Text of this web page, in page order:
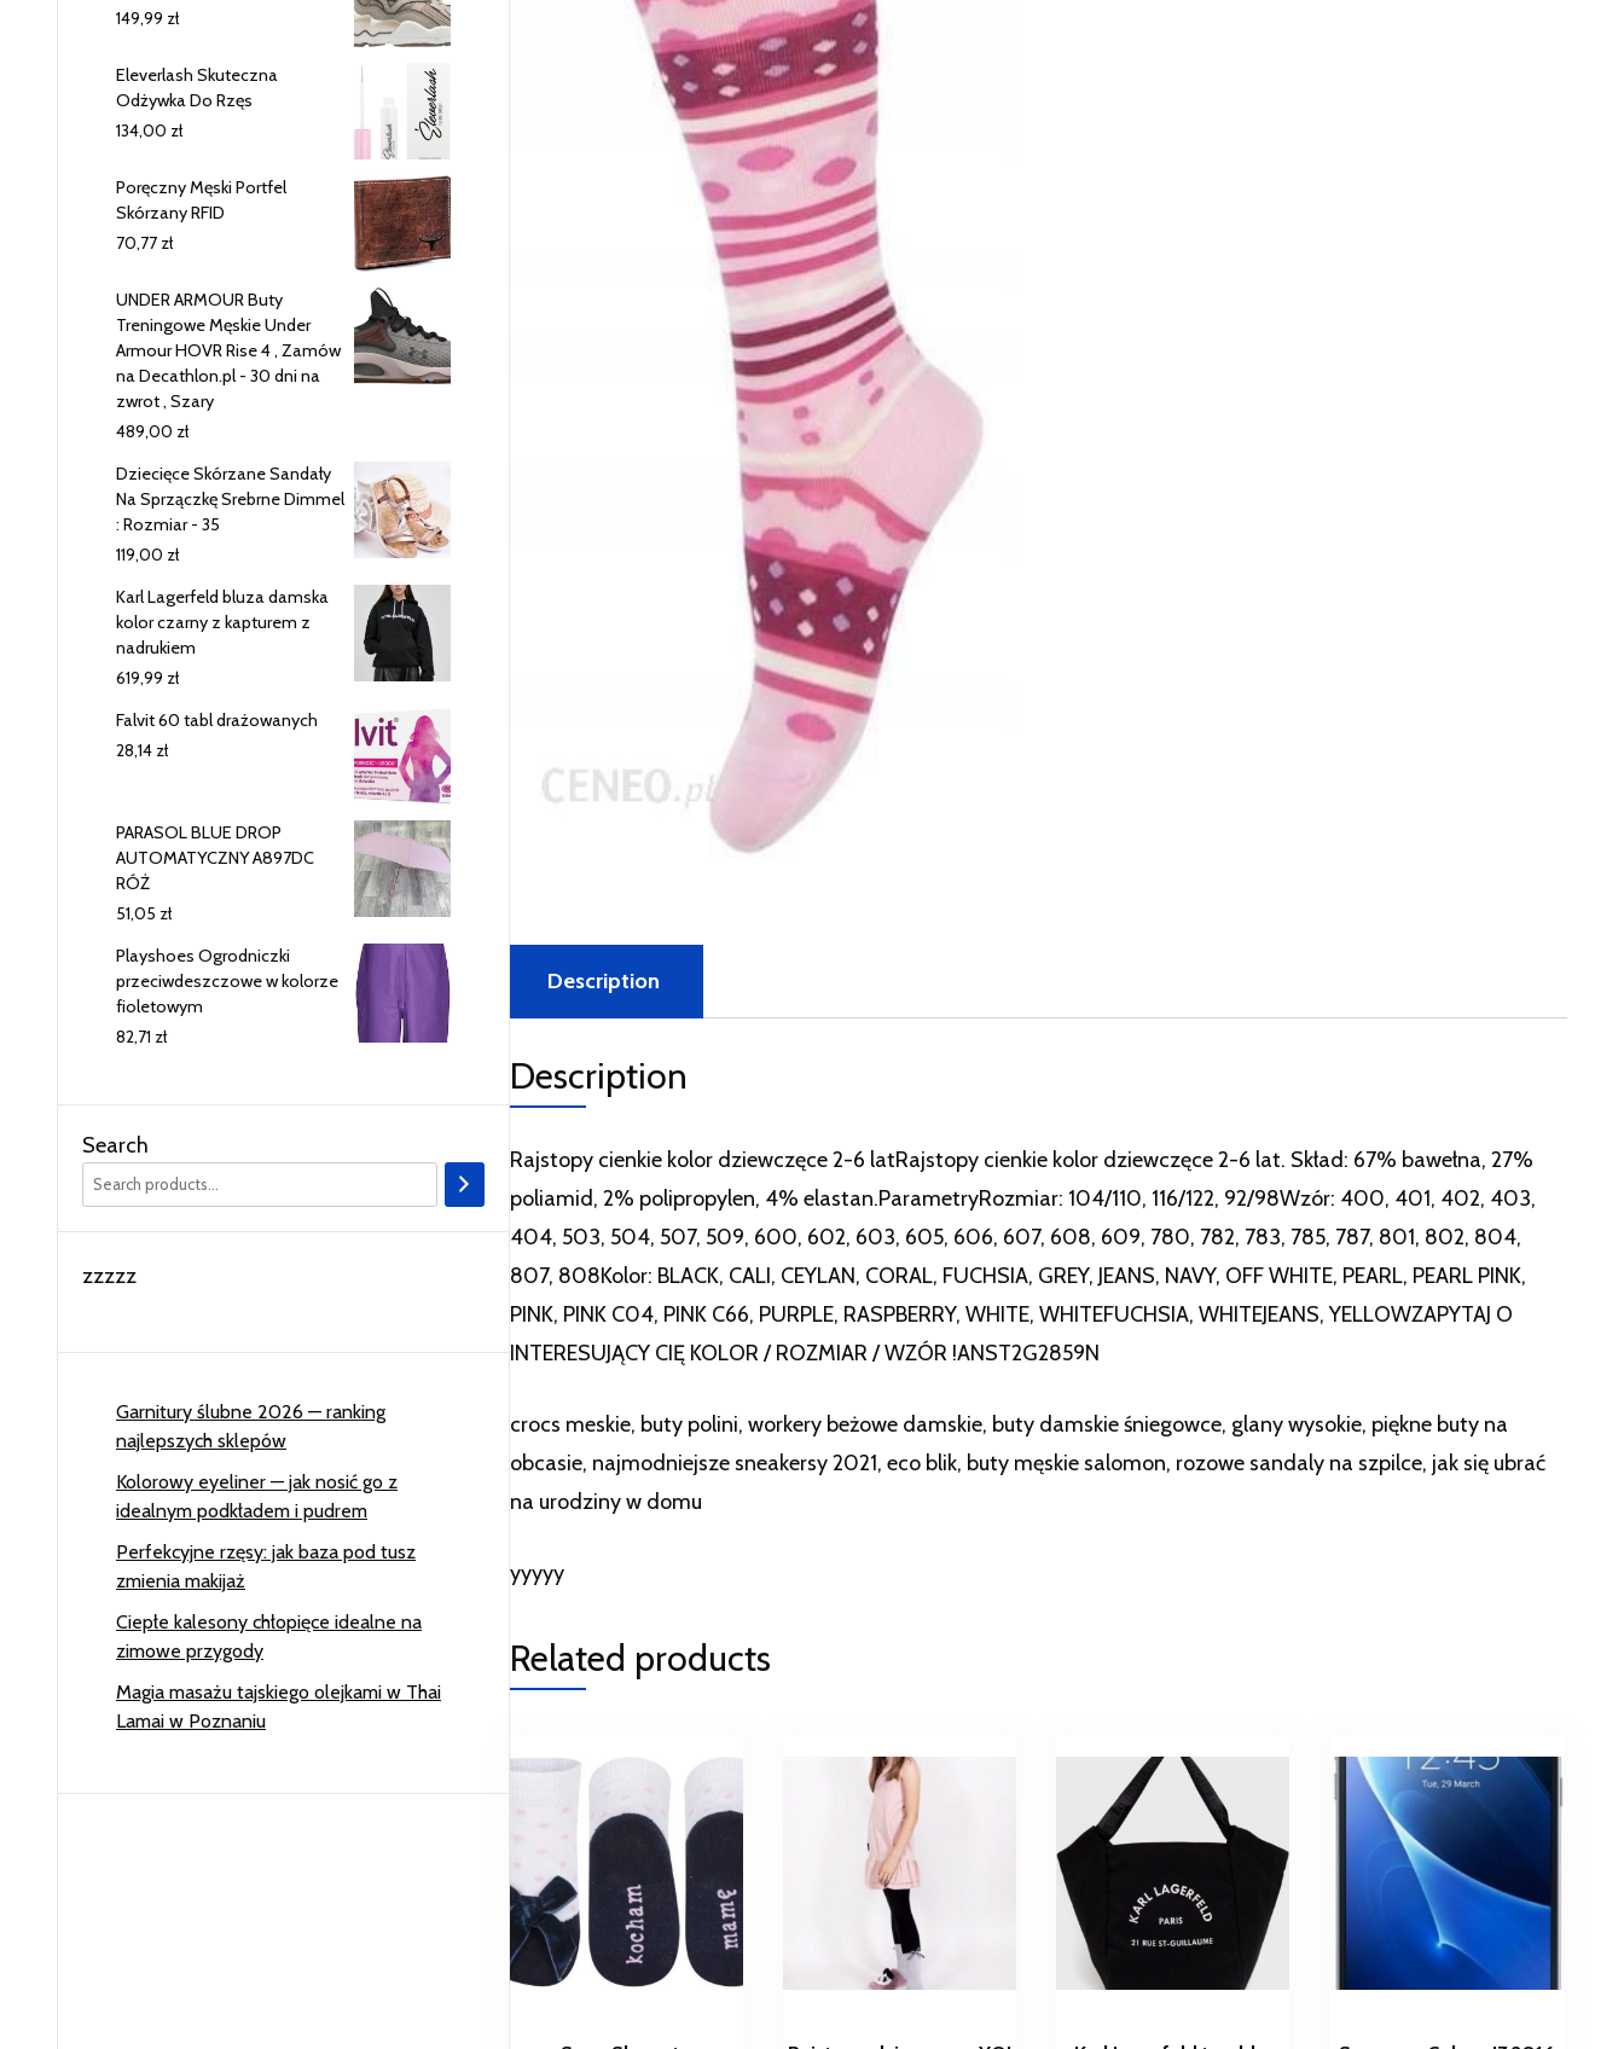
Description
Description
Rajstopy cienkie kolor dziewczęce 2-6 latRajstopy cienkie kolor dziewczęce 2-6 lat. Skład: 67% bawełna, 27%
poliamid, 2% polipropylen, 4% elastan.ParametryRozmiar: 104/110, 116/122, 92/98Wzór: 400, 401, 402, 403,
404, 503, 504, 507, 509, 600, 602, 603, 605, 606, 607, 608, 609, 780, 782, 783, 785, 787, 801, 802, 804,
807, 808Kolor: BLACK, CALI, CEYLAN, CORAL, FUCHSIA, GREY, JEANS, NAVY, OFF WHITE, PEARL, PEARL PINK,
PINK, PINK C04, PINK C66, PURPLE, RASPBERRY, WHITE, WHITEFUCHSIA, WHITEJEANS, YELLOWZAPYTAJ O
INTERESUJĄCY CIĘ KOLOR / ROZMIAR / WZÓR !ANST2G2859N
crocs meskie, buty polini, workery beżowe damskie, buty damskie śniegowce, glany wysokie, piękne buty na
obcasie, najmodniejsze sneakersy 2021, eco blik, buty męskie salomon, rozowe sandaly na szpilce, jak się ubrać
na urodziny w domu
yyyyy
Related products
149,99 zł
Eleverlash Skuteczna
Odżywka Do Rzęs
134,00 zł
Poręczny Męski Portfel
Skórzany RFID
70,77 zł
UNDER ARMOUR Buty
Treningowe Męskie Under
Armour HOVR Rise 4 , Zamów
na Decathlon.pl - 30 dni na
zwrot , Szary
489,00 zł
Dziecięce Skórzane Sandały
Na Sprzączkę Srebrne Dimmel
: Rozmiar - 35
119,00 zł
Karl Lagerfeld bluza damska
kolor czarny z kapturem z
nadrukiem
619,99 zł
Falvit 60 tabl drażowanych
28,14 zł
PARASOL BLUE DROP
AUTOMATYCZNY A897DC
RÓŻ
51,05 zł
Playshoes Ogrodniczki
przeciwdeszczowe w kolorze
fioletowym
82,71 zł
Search
zzzzz
Garnitury ślubne 2026 — ranking
najlepszych sklepów
Kolorowy eyeliner — jak nosić go z
idealnym podkładem i pudrem
Perfekcyjne rzęsy: jak baza pod tusz
zmienia makijaż
Ciepłe kalesony chłopięce idealne na
zimowe przygody
Magia masażu tajskiego olejkami w Thai
Lamai w Poznaniu